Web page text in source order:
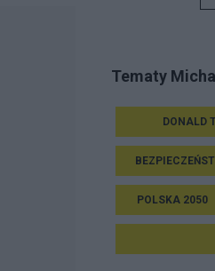
Tematy
DONALD
POLSKA 2050